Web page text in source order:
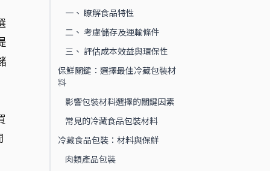
一、 瞭解食品特性
二、 考慮儲存及運輸條件
三、 評估成本效益與環保性
保鮮關鍵：選擇最佳冷藏包裝材
料
影響包裝材料選擇的關鍵因素
常見的冷藏食品包裝材料
冷藏食品包裝：材料與保鮮
肉類產品包裝